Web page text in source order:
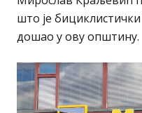
што је
дошао у ову општину.